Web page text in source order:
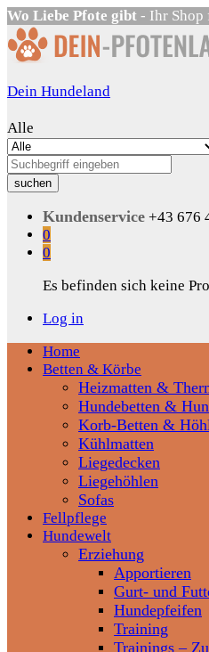
Wo Liebe Pfote gibt - Ihr Shop
Dein Hundeland
Alle
suchen
Kundenservice +43 676
0
0
Es befinden sich keine
Log in
Home
Betten & Körbe
Heizmatten &
Hundebetten &
Korb-Betten &
Kühlmatten
Liegedecken
Liegehöhlen
Sofas
Fellpflege
Hundewelt
Erziehung
Apportieren
Gurt- und
Hundepfeifen
Training
Trainings –